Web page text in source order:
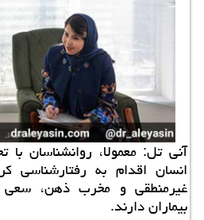
آنی تل: معمولا، روانشناسان با
انسان اقدام به رفتارشناسی
غیرمنطقی و مخرب ذهن، سعی
بیماران دارند.